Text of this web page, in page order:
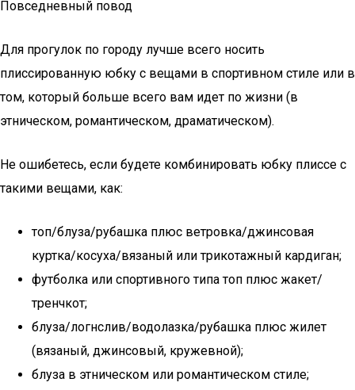
Повседневный повод
Для прогулок по городу лучше всего носить
плиссированную юбку с вещами в спортивном стиле или в
том, который больше всего вам идет по жизни (в
этническом, романтическом, драматическом).
Не ошибетесь, если будете комбинировать юбку плиссе с
такими вещами, как:
топ/блуза/рубашка плюс ветровка/джинсовая
куртка/косуха/вязаный или трикотажный кардиган;
футболка или спортивного типа топ плюс жакет/
тренчкот;
блуза/логнслив/водолазка/рубашка плюс жилет
(вязаный, джинсовый, кружевной);
блуза в этническом или романтическом стиле;